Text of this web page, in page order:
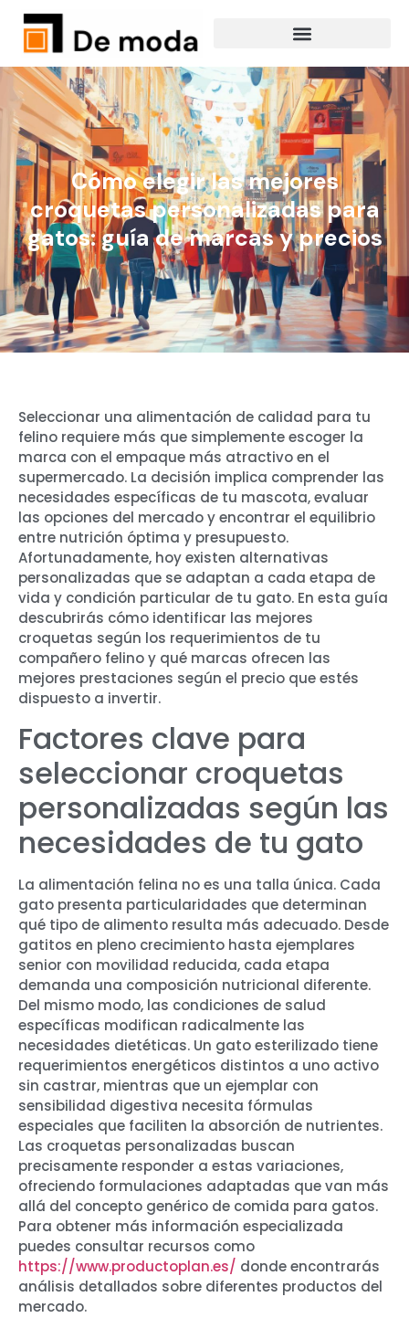
Cómo elegir las mejores
croquetas personalizadas para
gatos: guía de marcas y precios
Seleccionar una alimentación de calidad para tu
felino requiere más que simplemente escoger la
marca con el empaque más atractivo en el
supermercado. La decisión implica comprender las
necesidades específicas de tu mascota, evaluar
las opciones del mercado y encontrar el equilibrio
entre nutrición óptima y presupuesto.
Afortunadamente, hoy existen alternativas
personalizadas que se adaptan a cada etapa de
vida y condición particular de tu gato. En esta guía
descubrirás cómo identificar las mejores
croquetas según los requerimientos de tu
compañero felino y qué marcas ofrecen las
mejores prestaciones según el precio que estés
dispuesto a invertir.
Factores clave para
seleccionar croquetas
personalizadas según las
necesidades de tu gato
La alimentación felina no es una talla única. Cada
gato presenta particularidades que determinan
qué tipo de alimento resulta más adecuado. Desde
gatitos en pleno crecimiento hasta ejemplares
senior con movilidad reducida, cada etapa
demanda una composición nutricional diferente.
Del mismo modo, las condiciones de salud
específicas modifican radicalmente las
necesidades dietéticas. Un gato esterilizado tiene
requerimientos energéticos distintos a uno activo
sin castrar, mientras que un ejemplar con
sensibilidad digestiva necesita fórmulas
especiales que faciliten la absorción de nutrientes.
Las croquetas personalizadas buscan
precisamente responder a estas variaciones,
ofreciendo formulaciones adaptadas que van más
allá del concepto genérico de comida para gatos.
Para obtener más información especializada
puedes consultar recursos como
https://www.productoplan.es/ donde encontrarás
análisis detallados sobre diferentes productos del
mercado.